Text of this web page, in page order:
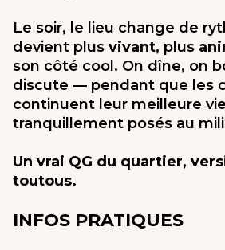
Le soir, le lieu change de
devient plus vivant, plus
son côté cool. On dîne, on
discute — pendant que les
continuent leur meilleure
tranquillement posés au
Un vrai QG du quartier,
toutous.
INFOS PRATIQUES